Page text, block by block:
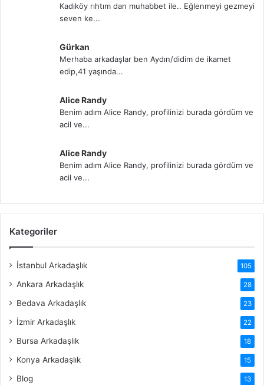
Kadıköy rıhtım dan muhabbet ile.. Eğlenmeyi gezmeyi
seven ke...
Gürkan
Merhaba arkadaşlar ben Aydın/didim de ikamet
edip,41 yaşında...
Alice Randy
Benim adım Alice Randy, profilinizi burada gördüm ve
acil ve...
Alice Randy
Benim adım Alice Randy, profilinizi burada gördüm ve
acil ve...
Kategoriler
İstanbul Arkadaşlık 105
Ankara Arkadaşlık 28
Bedava Arkadaşlık 23
İzmir Arkadaşlık 22
Bursa Arkadaşlık 18
Konya Arkadaşlık 15
Blog 13